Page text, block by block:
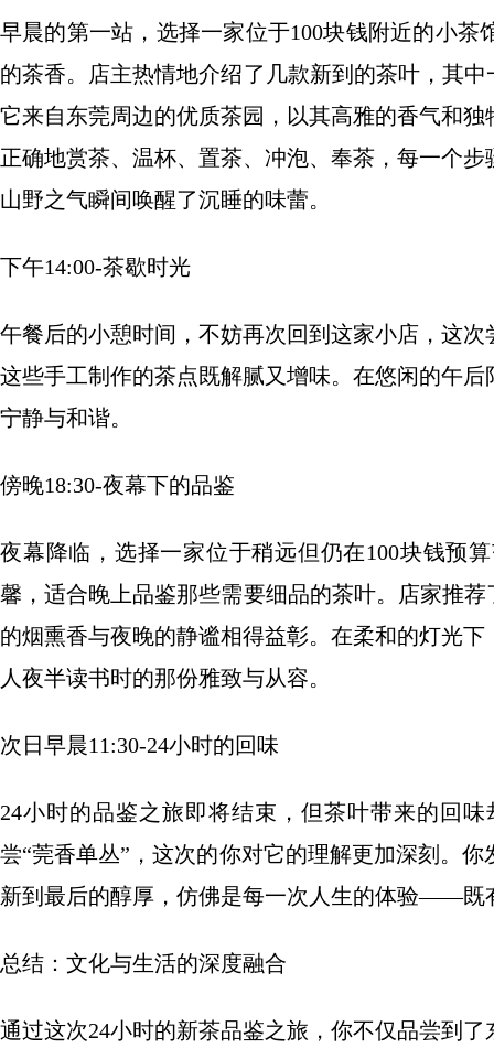
早晨的第一站，选择一家位于100块钱附近的小
的茶香。店主热情地介绍了几款新到的茶叶，其
它来自东莞周边的优质茶园，以其高雅的香气和
正确地赏茶、温杯、置茶、冲泡、奉茶，每一个
山野之气瞬间唤醒了沉睡的味蕾。
下午14:00-茶歇时光
午餐后的小憩时间，不妨再次回到这家小店，这
这些手工制作的茶点既解腻又增味。在悠闲的午
宁静与和谐。
傍晚18:30-夜幕下的品鉴
夜幕降临，选择一家位于稍远但仍在100块钱预
馨，适合晚上品鉴那些需要细品的茶叶。店家推
的烟熏香与夜晚的静谧相得益彰。在柔和的灯光
人夜半读书时的那份雅致与从容。
次日早晨11:30-24小时的回味
24小时的品鉴之旅即将结束，但茶叶带来的回
尝“莞香单丛”，这次的你对它的理解更加深刻。
新到最后的醇厚，仿佛是每一次人生的体验——既
总结：文化与生活的深度融合
通过这次24小时的新茶品鉴之旅，你不仅品尝到